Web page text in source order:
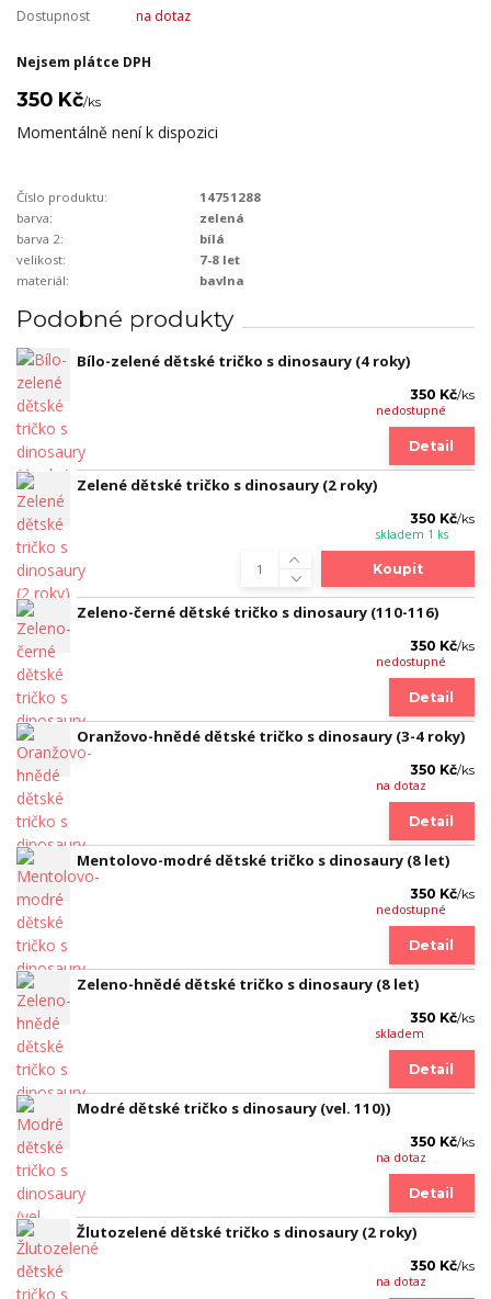
Dostupnost na dotaz
Nejsem plátce DPH
350 Kč/ks
Momentálně není k dispozici
Číslo produktu:
14751288
barva:
zelená
barva 2:
bílá
velikost:
7-8 let
materiál:
bavlna
Podobné produkty
Bílo-zelené dětské tričko s dinosaury (4 roky)
350 Kč/ks
nedostupné
Detail
Zelené dětské tričko s dinosaury (2 roky)
350 Kč/ks
skladem 1 ks
Koupit
Zeleno-černé dětské tričko s dinosaury (110-116)
350 Kč/ks
nedostupné
Detail
Oranžovo-hnědé dětské tričko s dinosaury (3-4 roky)
350 Kč/ks
na dotaz
Detail
Mentolovo-modré dětské tričko s dinosaury (8 let)
350 Kč/ks
nedostupné
Detail
Zeleno-hnědé dětské tričko s dinosaury (8 let)
350 Kč/ks
skladem
Detail
Modré dětské tričko s dinosaury (vel. 110))
350 Kč/ks
na dotaz
Detail
Žlutozelené dětské tričko s dinosaury (2 roky)
350 Kč/ks
na dotaz